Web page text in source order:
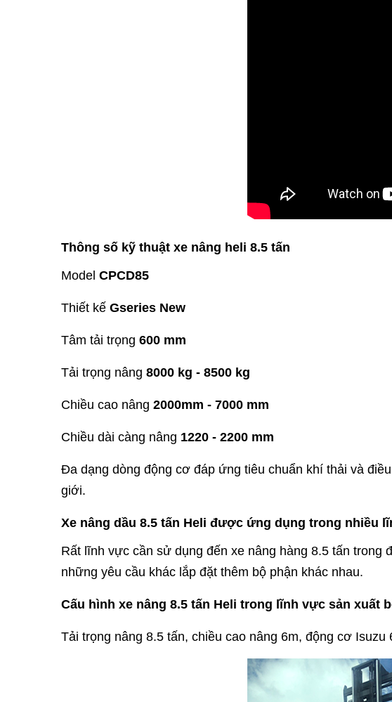
Thông số kỹ thuật xe nâng heli 8.5 tấn
Model CPCD85
Thiết kế Gseries New
Tâm tải trọng 600 mm
Tải trọng nâng 8000 kg - 8500 kg
Chiều cao nâng 2000mm - 7000 mm
Chiều dài càng nâng 1220 - 2200 mm
Đa dạng dòng động cơ đáp ứng tiêu chuẩn khí thải và
giới.
Xe nâng dầu 8.5 tấn Heli được ứng dụng trong nhiều
Rất lĩnh vực cần sử dụng đến xe nâng hàng 8.5 tấn
những yêu cầu khác lắp đặt thêm bộ phận khác nhau.
Cấu hình xe nâng 8.5 tấn Heli trong lĩnh vực sản xuất
Tải trọng nâng 8.5 tấn, chiều cao nâng 6m, động cơ